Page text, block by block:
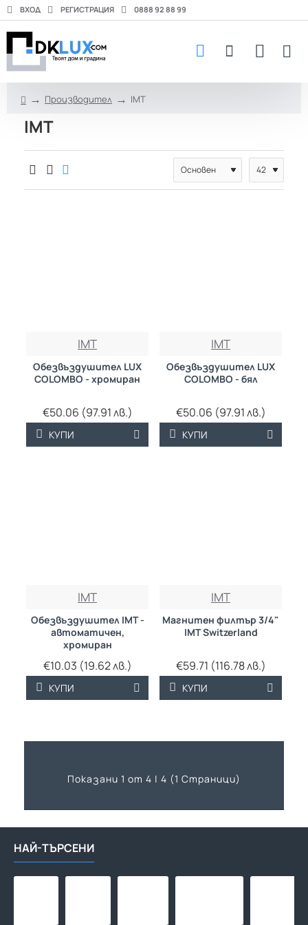
ВХОД РЕГИСТРАЦИЯ 0888 92 88 99
m
e
Производител IMT
IMT
IMT
Обезвъздушител LUX
COLOMBO - хромиран
€50.06 (97.91 лв.)
КУПИ
IMT
Обезвъздушител LUX
COLOMBO - бял
€50.06 (97.91 лв.)
КУПИ
IMT
Обезвъздушител IMT -
автоматичен,
хромиран
€10.03 (19.62 лв.)
КУПИ
IMT
Магнитен филтър 3/4"
IMT Switzerland
€59.71 (116.78 лв.)
КУПИ
Показани 1 от 4 | 4 (1 Страници)
НАЙ-ТЪРСЕНИ